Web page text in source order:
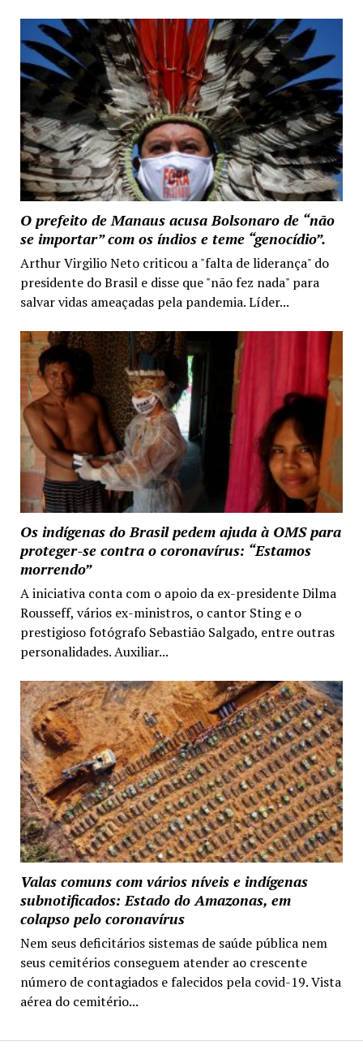
O prefeito de Manaus acusa Bolsonaro de “não
se importar” com os índios e teme “genocídio”.
Arthur Virgilio Neto criticou a "falta de liderança" do
presidente do Brasil e disse que "não fez nada" para
salvar vidas ameaçadas pela pandemia. Líder...
Os indígenas do Brasil pedem ajuda à OMS para
proteger-se contra o coronavírus: “Estamos
morrendo”
A iniciativa conta com o apoio da ex-presidente Dilma
Rousseff, vários ex-ministros, o cantor Sting e o
prestigioso fotógrafo Sebastião Salgado, entre outras
personalidades. Auxiliar...
Valas comuns com vários níveis e indígenas
subnotificados: Estado do Amazonas, em
colapso pelo coronavírus
Nem seus deficitários sistemas de saúde pública nem
seus cemitérios conseguem atender ao crescente
número de contagiados e falecidos pela covid-19. Vista
aérea do cemitério...